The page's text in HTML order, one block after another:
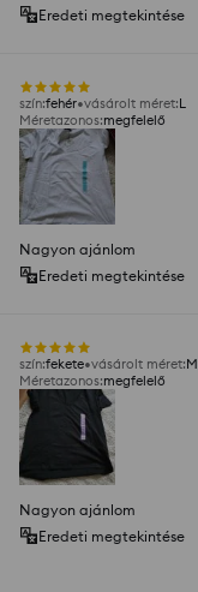
Eredeti megtekintése
szín:fehér vásárolt méret:L
Méretazonos:megfelelő
Nagyon ajánlom
Eredeti megtekintése
szín:fekete vásárolt méret:M
Méretazonos:megfelelő
Nagyon ajánlom
Eredeti megtekintése